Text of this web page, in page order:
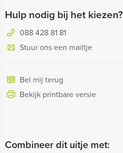
Hulp nodig bij het kiezen?
088 428 81 81
Stuur ons een mailtje
Bel mij terug
Bekijk printbare versie
Combineer dit uitje met: